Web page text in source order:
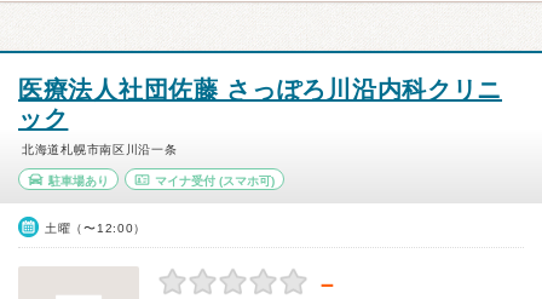
医療法人社団佐藤 さっぽろ川沿内科クリニ
ック
北海道札幌市南区川沿一条
駐車場あり マイナ受付(スマホ可)
土曜（〜12:00）
－